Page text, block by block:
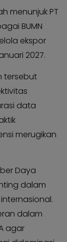
menunjuk PT
BUMN
ekspor
2027.
tersebut
data
merugikan
Daya
dalam
dalam
agar